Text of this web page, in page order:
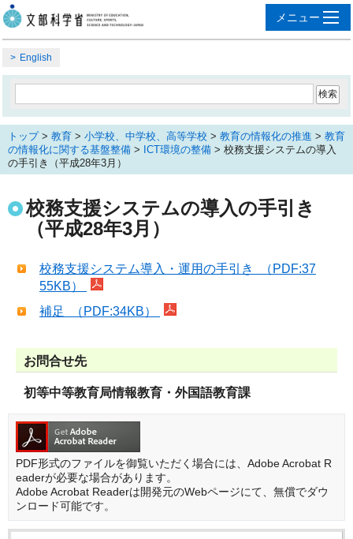
English
トップ> 教育 > 小学校、中学校、高等学校 > 教育の情報化の推進 > 教育
の情報化に関する基盤整備 > ICT環境の整備 > 校務支援システムの導入
の手引き（平成28年3月）
校務支援システムの導入の手引き
（平成28年3月）
校務支援システム導入・運用の手引き （PDF:37
55KB）
補足 （PDF:34KB）
お問合せ先
初等中等教育局情報教育・外国語教育課
PDF形式のファイルを御覧いただく場合には、Adobe Acrobat R
eaderが必要な場合があります。
Adobe Acrobat Readerは開発元のWebページにて、無償でダウ
ンロード可能です。